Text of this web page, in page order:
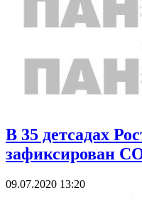
В 35 детсадах
зафиксирован
09.07.2020 13:20